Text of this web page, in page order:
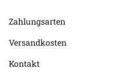
Zahlungsarten
Versandkosten
Kontakt